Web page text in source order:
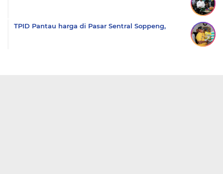
TPID Pantau harga di Pasar Sentral Soppeng,